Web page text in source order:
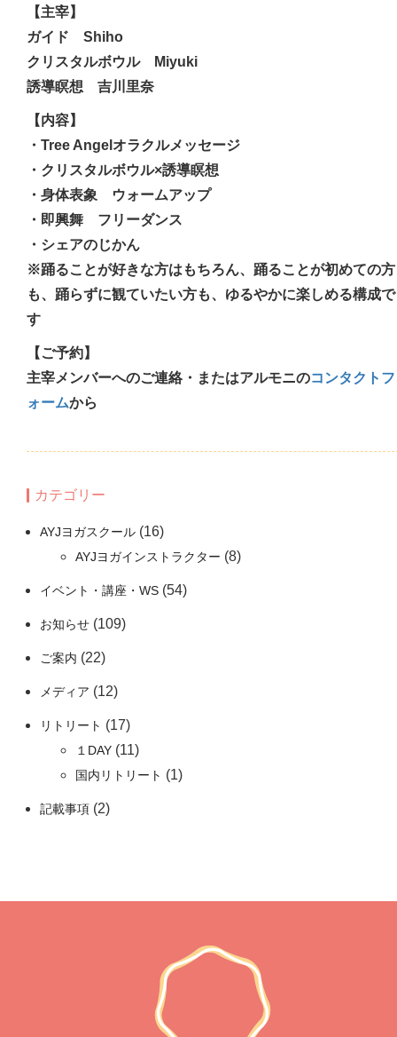
【主宰】
ガイド Shiho
クリスタルボウル Miyuki
誘導瞑想 吉川里奈
【内容】
・Tree Angelオラクルメッセージ
・クリスタルボウル×誘導瞑想
・身体表象 ウォームアップ
・即興舞 フリーダンス
・シェアのじかん
※踊ることが好きな方はもちろん、踊ることが初めての方
も、踊らずに観ていたい方も、ゆるやかに楽しめる構成で
す
【ご予約】
主宰メンバーへのご連絡・またはアルモニのコンタクトフ
ォームから
カテゴリー
AYJヨガスクール (16)
AYJヨガインストラクター (8)
イベント・講座・WS (54)
お知らせ (109)
ご案内 (22)
メディア (12)
リトリート (17)
１DAY (11)
国内リトリート (1)
記載事項 (2)